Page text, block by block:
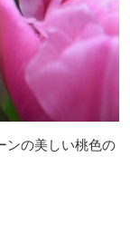
ンの美しい桃色の